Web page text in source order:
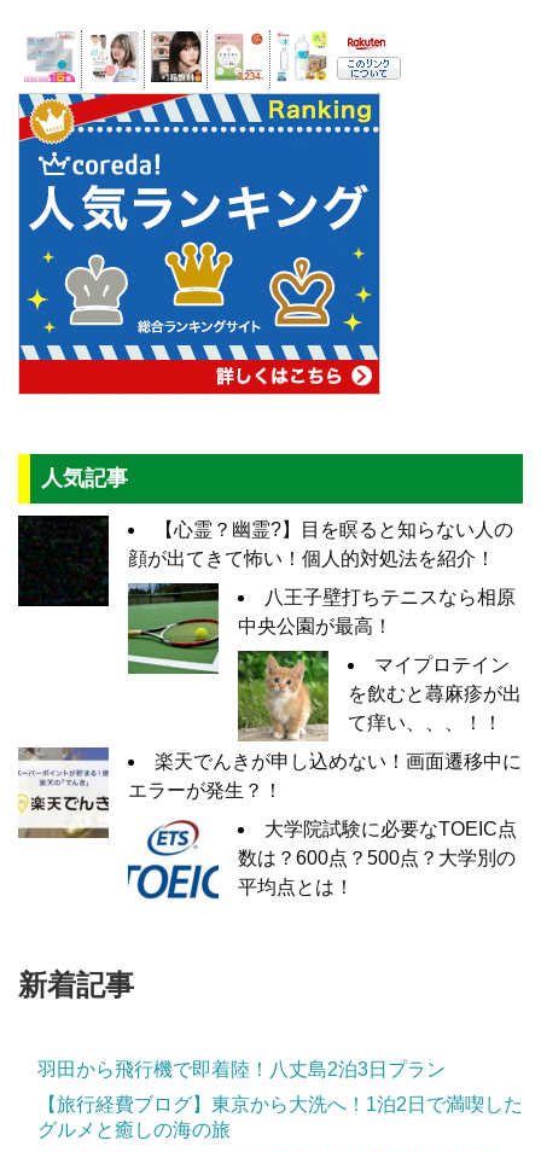
人気記事
【心霊？幽霊?】目を瞑ると知らない人の
顔が出てきて怖い！個人的対処法を紹介！
八王子壁打ちテニスなら相原
中央公園が最高！
マイプロテイン
を飲むと蕁麻疹が出
て痒い、、、！！
楽天でんきが申し込めない！画面遷移中に
エラーが発生？！
大学院試験に必要なTOEIC点
数は？600点？500点？大学別の
平均点とは！
新着記事
羽田から飛行機で即着陸！八丈島2泊3日プラン
【旅行経費ブログ】東京から大洗へ！1泊2日で満喫した
グルメと癒しの海の旅